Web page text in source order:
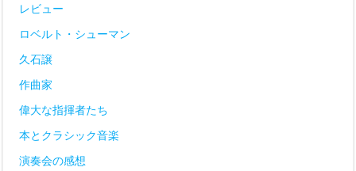
レビュー
ロベルト・シューマン
久石譲
作曲家
偉大な指揮者たち
本とクラシック音楽
演奏会の感想